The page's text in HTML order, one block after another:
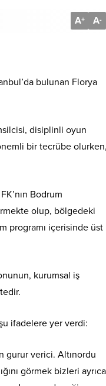
A+ A-
bulunan Florya
disiplinli oyun
bir tecrübe olurken,
Bodrum
olup, bölgedeki
programı içerisinde üst
kurumsal iş
ifadelere yer verdi:
gurur verici. Altınordu
görmek bizleri ayrıca